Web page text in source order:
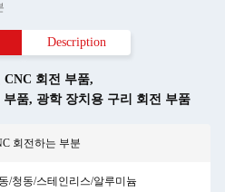
Description
CNC 회전 부품,
부품, 광학 장치용 구리 회전 부품
회전하는 부분
/청동/스테인리스/알루미늄